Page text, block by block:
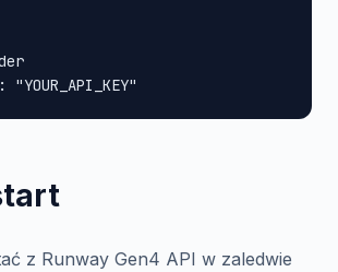
z Runway Gen4 API w zaledwie